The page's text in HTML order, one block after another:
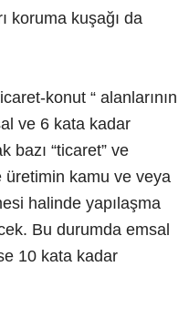
koruma kuşağı da
konut “ alanlarının
ve 6 kata kadar
bazı “ticaret” ve
üretimin kamu ve veya
halinde yapılaşma
Bu durumda emsal
10 kata kadar